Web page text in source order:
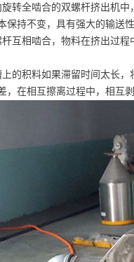
转全啮合的双螺杆挤出机
保持不变，具有强大的输送性
杆互相啮合，物料在挤出过
的积料如果滞留时间太长
，在相互擦离过程中，相互